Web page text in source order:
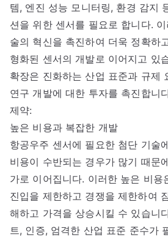
템, 엔진 성능 모니터링, 환경 감지
션을 위한 센서를 필요로 합니다.
술의 혁신을 촉진하여 더욱 정확하
형화된 센서의 개발로 이어지고 있
확장은 진화하는 산업 표준과 규제
연구 개발에 대한 투자를 촉진합니
제약:
높은 비용과 복잡한 개발
항공우주 센서에 필요한 첨단 기술
비용이 수반되는 경우가 많기 때문
가로 이어집니다. 이러한 높은 비용
진입을 제한하고 경쟁을 제한하여
해하고 가격을 상승시킬 수 있습니
트, 인증, 엄격한 산업 표준 준수가